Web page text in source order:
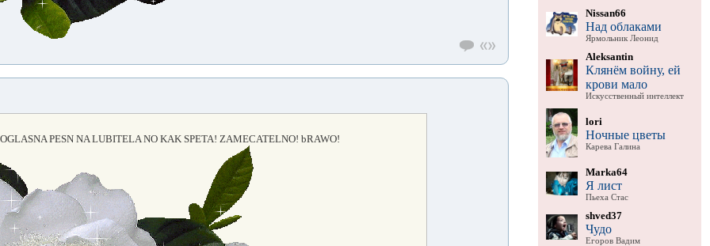
PESN NA LUBITELA NO KAK SPETA! ZAMECATELNO! bRAWO!
Nissan66
Над облаками
Ярмольник Леонид
Aleksantin
Клянём войну, ей
крови мало
Искусственный интеллект
lori
Ночные цветы
Карева Галина
Marka64
Я лист
Пьеха Стас
shved37
Чудо
Егоров Вадим